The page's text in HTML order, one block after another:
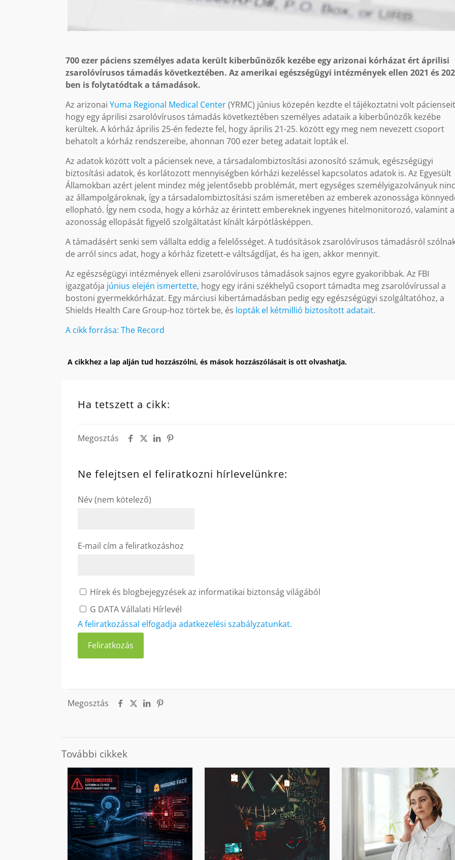
700 ezer páciens személyes adata került kiberbűnözők kezébe egy arizonai kórházat ért áprilisi
zsarolóvírusos támadás következtében. Az amerikai egészségügyi intézmények ellen 2021 és
ben is folytatódtak a támadások.
Az arizonaiYuma Regional Medical Center(YRMC) június közepén kezdte el tájékoztatni volt
hogy egy áprilisi zsarolóvírusos támadás következtében személyes adataik a kiberbűnözők kezébe
kerültek. A kórház április 25-én fedezte fel, hogy április 21-25. között egy meg nem nevezett csoport
behatolt a kórház rendszereibe, ahonnan 700 ezer beteg adatait lopták el.
Az adatok között volt a páciensek neve, a társadalombiztosítási azonosító számuk, egészségügyi
biztosítási adatok, és korlátozott mennyiségben kórházi kezeléssel kapcsolatos adatok is. Az Egyesült
Államokban azért jelent mindez még jelentősebb problémát, mert egységes személyigazolványuk
az állampolgároknak, így a társadalombiztosítási szám ismeretében az emberek azonossága
ellopható. Így nem csoda, hogy a kórház az érintett embereknek ingyenes hitelmonitorozó, valamint
azonosság ellopását figyelő szolgáltatást kínált kárpótlásképpen.
A támadásért senki sem vállalta eddig a felelősséget. A tudósítások zsarolóvírusos támadásról
de arról sincs adat, hogy a kórház fizetett-e váltságdíjat, és ha igen, akkor mennyit.
Az egészségügyi intézmények elleni zsarolóvírusos támadások sajnos egyre gyakoribbak. Az FBI
igazgatója június elején ismertette, hogy egy iráni székhelyű csoport támadta meg zsarolóvírussal a
bostoni gyermekkórházat. Egy márciusi kibertámadásban pedig egy egészségügyi szolgáltatóhoz, a
Shields Health Care Group-hoz törtek be, és lopták el kétmillió biztosított adatait.
A cikk forrása: The Record
A cikkhez a lap alján tud hozzászólni, és mások hozzászólásait is ott olvashatja.
Ha tetszett a cikk:
Megosztás
Ne felejtsen el feliratkozni hírlevelünkre:
Név (nem kötelező)
E-mail cím a feliratkozáshoz
Hírek és blogbejegyzések az informatikai biztonság világából
G DATA Vállalati Hírlevél
A feliratkozással elfogadja adatkezelési szabályzatunkat.
Megosztás
További cikkek